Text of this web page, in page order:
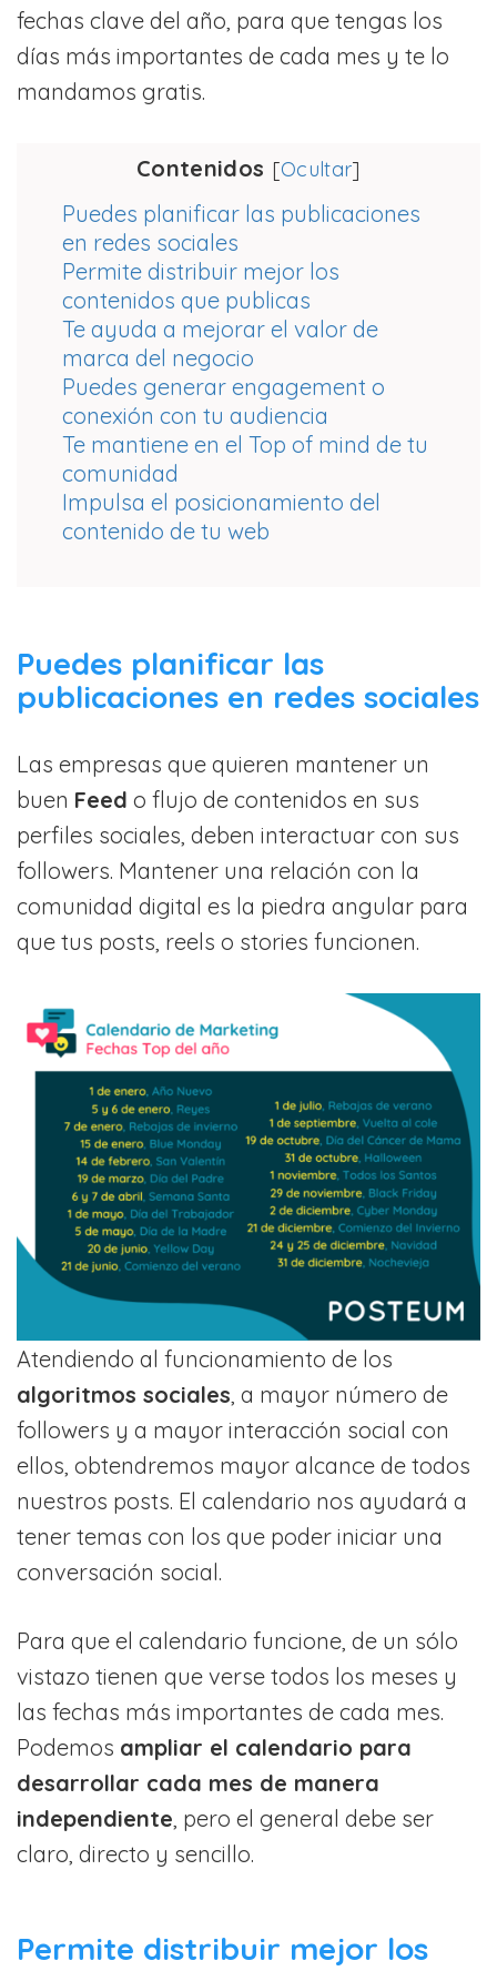
fechas clave del año, para que tengas los
días más importantes de cada mes y te lo
mandamos gratis.
Contenidos [Ocultar]
Puedes planificar las publicaciones
en redes sociales
Permite distribuir mejor los
contenidos que publicas
Te ayuda a mejorar el valor de
marca del negocio
Puedes generar engagement o
conexión con tu audiencia
Te mantiene en el Top of mind de tu
comunidad
Impulsa el posicionamiento del
contenido de tu web
Puedes planificar las
publicaciones en redes sociales
Las empresas que quieren mantener un
buen Feed o flujo de contenidos en sus
perfiles sociales, deben interactuar con sus
followers. Mantener una relación con la
comunidad digital es la piedra angular para
que tus posts, reels o stories funcionen.
Atendiendo al funcionamiento de los
algoritmos sociales , a mayor número de
followers y a mayor interacción social con
ellos, obtendremos mayor alcance de todos
nuestros posts. El calendario nos ayudará a
tener temas con los que poder iniciar una
conversación social.
Para que el calendario funcione, de un sólo
vistazo tienen que verse todos los meses y
las fechas más importantes de cada mes.
Podemos ampliar el calendario para
desarrollar cada mes de manera
independiente , pero el general debe ser
claro, directo y sencillo.
Permite distribuir mejor los